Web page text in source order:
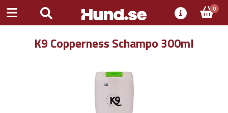
0
K9 Copperness Schampo 300ml